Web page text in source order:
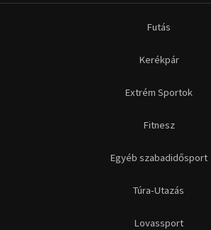
Futás
Kerékpár
Extrém Sportok
Fitnesz
Egyéb szabadidősport
Túra-Utazás
Lovassport